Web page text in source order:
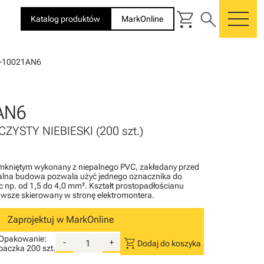
Katalog produktów MarkOnline shopping_cart search
NIEBIESKI (200 szt.)
wykonany z niepalnego PVC, zakładany przed
budowa pozwala użyć jednego oznacznika do
od 1,5 do 4,0 mm². Kształt prostopadłościanu
skierowany w stronę elektromontera.
Zaprojektuj w MarkOnline
200 szt.
- + shopping_cart Dodaj do koszyka